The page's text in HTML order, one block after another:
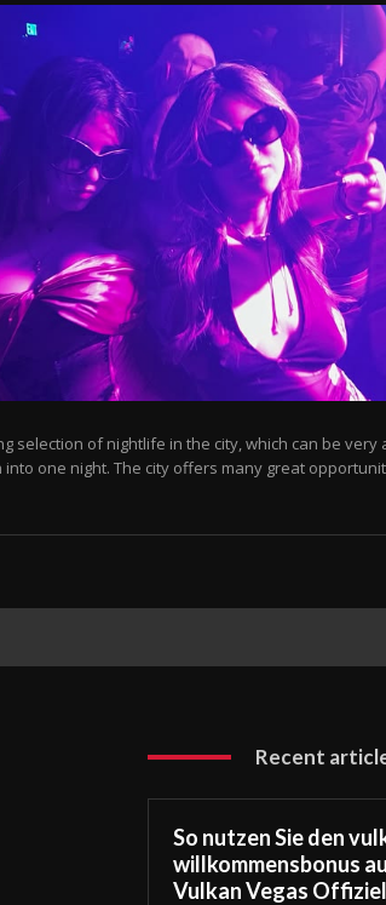
selection of nightlife in the city, which can be very
into one night. The city offers many great
Recent
So nutzen Sie den
willkommensbonus
Vulkan Vegas